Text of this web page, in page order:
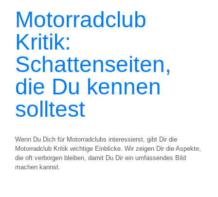
Motorradclub
Kritik:
Schattenseiten,
die Du kennen
solltest
Wenn Du Dich für Motorradclubs interessierst, gibt Dir die
Motorradclub Kritik wichtige Einblicke. Wir zeigen Dir die Aspekte,
die oft verborgen bleiben, damit Du Dir ein umfassendes Bild
machen kannst.